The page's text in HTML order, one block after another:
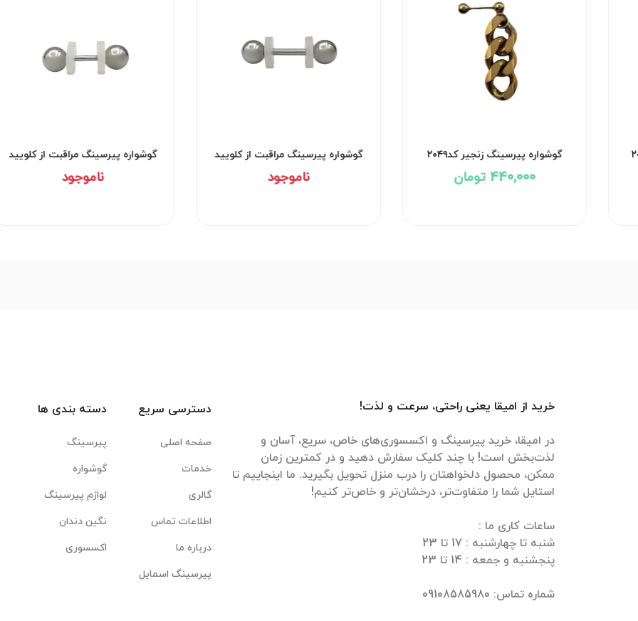
گوشواره پیرسینگ زنجیر کد۲۰۵۰ گوشواره پیرسینگ زنجیر کد۲۰۴۹
گوشواره پیرسینگ مراقبت از کلویید
خرید از امیقا یعنی راحتی، سرعت و لذت!
در امیقا، خرید پیرسینگ و اکسسوری‌های خاص، سریع، آسان و
لذت‌بخش است! با چند کلیک سفارش دهید و در کمترین زمان
ممکن، محصول دلخواهتان را درب منزل تحویل بگیرید. ما اینجاییم تا
دسترسی سریع
صفحه اصلی
خدمات
گالری
اطلاعات تماس
درباره ما
پیرسینگ اسمایل
دسته بندی ها
پیرسینگ
گوشواره
لوازم پیرسینگ
نگین دندان
اکسسوری